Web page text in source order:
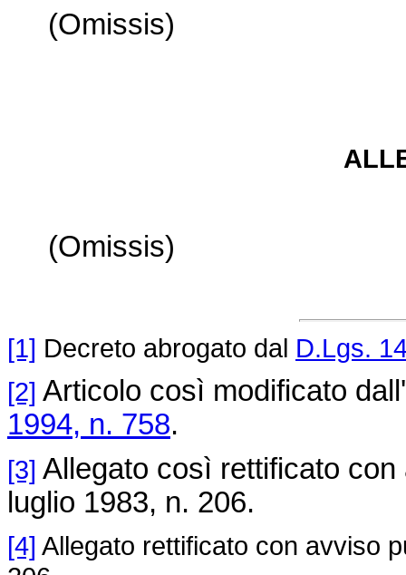
(Omissis)
(Omissis)
[1] Decreto abrogato dal D.Lgs.
[2] Articolo così modificato
1994, n. 758.
[3] Allegato così rettificato
luglio 1983, n. 206.
[4] Allegato rettificato con avviso